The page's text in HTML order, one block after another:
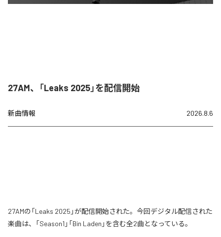
27AM、「Leaks 2025」を配信開始
新曲情報 2026.8.6
27AMの「Leaks 2025」が配信開始された。今回デジタル配信された
楽曲は、「Season1」「Bin Laden」を含む全2曲となっている。